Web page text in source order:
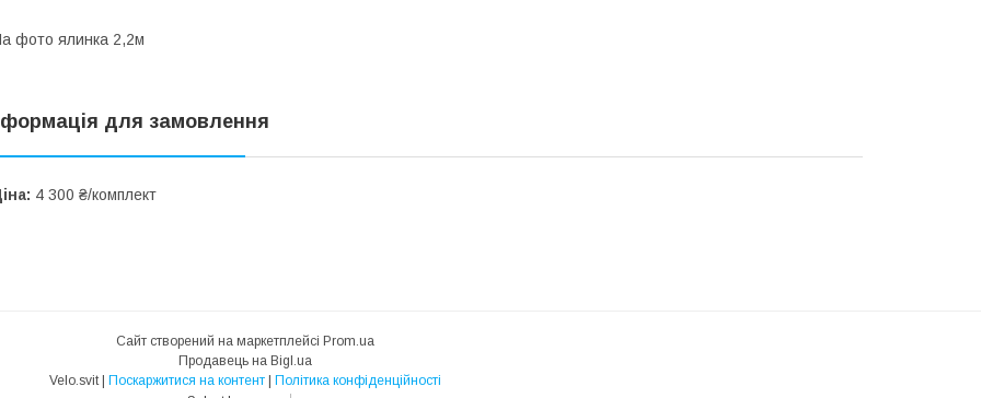
фото ялинка 2,2м
для замовлення
4 300 ₴/комплект
Сайт створений на маркетплейсі Prom.ua
Продавець на Bigl.ua
Velo.svit | Поскаржитися на контент | Політика конфіденційності